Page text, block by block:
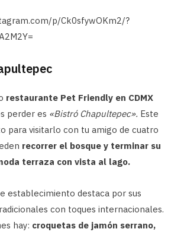
p/Ck0sfywOKm2/?
restaurante Pet Friendly en CDMX
perder es «Bistró Chapultepec». Este
para visitarlo con tu amigo de cuatro
recorrer el bosque y terminar su
terraza con vista al lago.
establecimiento destaca por sus
con toques internacionales.
hay: croquetas de jamón serrano,